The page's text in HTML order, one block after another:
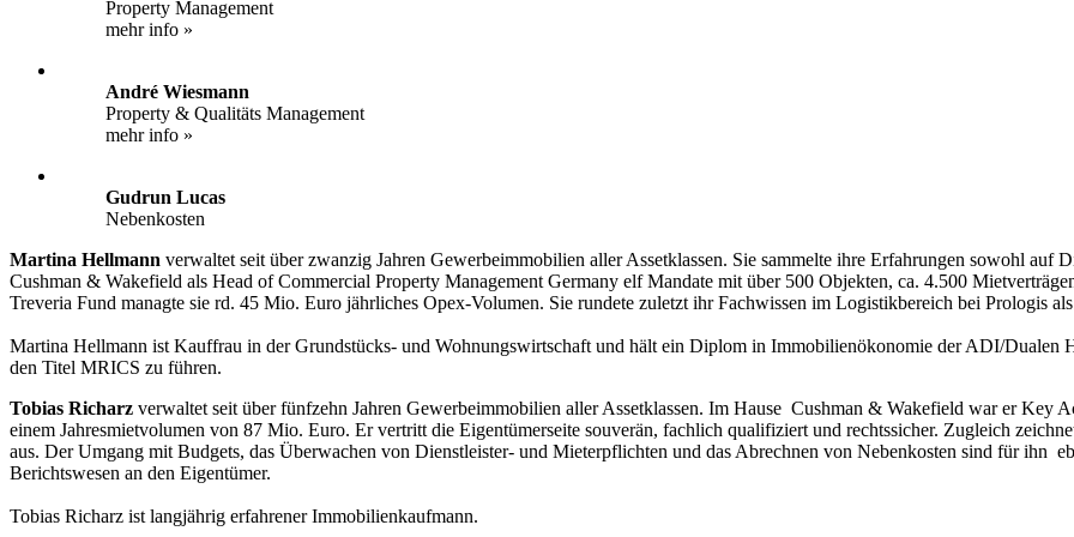
Property Management
mehr info »
André Wiesmann
Property & Qualitäts Management
mehr info »
Gudrun Lucas
Nebenkosten
Martina Hellmann verwaltet seit über zwanzig Jahren Gewerbeimmobilien aller Assetklassen. Sie sammelte ihre Erfahrungen sowohl auf
Cushman & Wakefield als Head of Commercial Property Management Germany elf Mandate mit über 500 Objekten, ca. 4.500
Treveria Fund managte sie rd. 45 Mio. Euro jährliches Opex-Volumen. Sie rundete zuletzt ihr Fachwissen im Logistikbereich bei Prologis
Martina Hellmann ist Kauffrau in der Grundstücks- und Wohnungswirtschaft und hält ein Diplom in Immobilienökonomie der ADI/Dualen
den Titel MRICS zu führen.
Tobias Richarz verwaltet seit über fünfzehn Jahren Gewerbeimmobilien aller Assetklassen. Im Hause Cushman & Wakefield war er Key
einem Jahresmietvolumen von 87 Mio. Euro. Er vertritt die Eigentümerseite souverän, fachlich qualifiziert und rechtssicher. Zugleich
aus. Der Umgang mit Budgets, das Überwachen von Dienstleister- und Mieterpflichten und das Abrechnen von Nebenkosten sind für ihn
Berichtswesen an den Eigentümer.
Tobias Richarz ist langjährig erfahrener Immobilienkaufmann.